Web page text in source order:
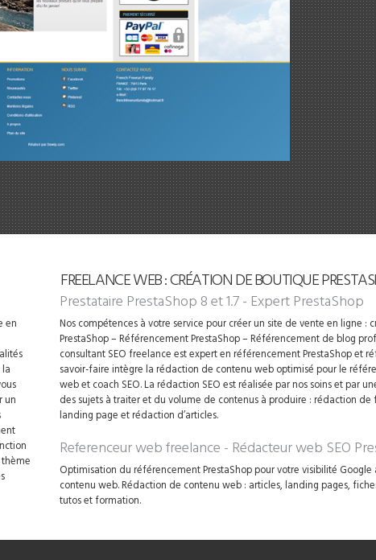
en
un
FREELANCE WEB : CRÉATION DE BOUTIQUE
Prestataire PrestaShop 8 et 1.7 - Expert PrestaShop
Nos compétences à votre service pour créer un site de vente en ligne :
PrestaShop – Référencement PrestaShop – Référencement de blog
consultant SEO freelance est expert en référencement PrestaShop et
savoir-faire intègre la rédaction de contenu web optimisé pour le
web et coach SEO. La rédaction SEO est réalisée par nos soins et par
des sujets à traiter et du volume de contenus à produire : rédaction
landing page et rédaction d’articles.
Referenceur web freelance - Rédacteur web SEO
Optimisation du référencement PrestaShop pour votre visibilité Google
contenu web. Rédaction de contenu web : articles, landing pages,
tutos et formation.